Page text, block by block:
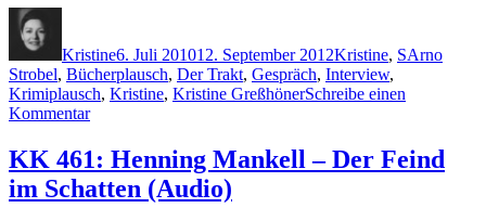
Kristine6. Juli 201012. September 2012Kristine, SArno
Strobel, Bücherplausch, Der Trakt, Gespräch, Interview,
Krimiplausch, Kristine, Kristine GreßhönerSchreibe einen
Kommentarzu
1:
Arno
Strobel
KK 461: Henning Mankell – Der Feind
im Schatten (Audio)